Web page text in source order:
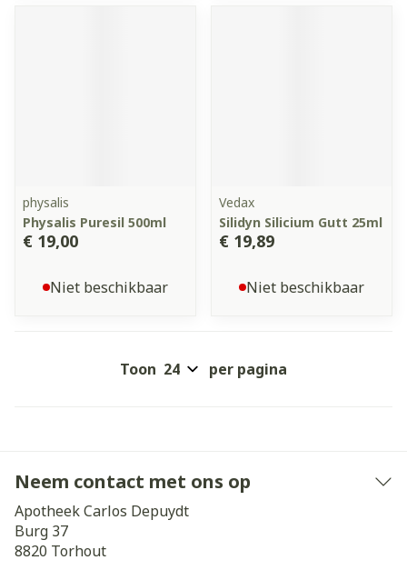
physalis
Physalis Puresil 500ml
€ 19,00
Niet beschikbaar
Vedax
Silidyn Silicium Gutt 25ml
€ 19,89
Niet beschikbaar
Toon per pagina
Neem contact met ons op
Apotheek Carlos Depuydt
Burg 37
8820 Torhout